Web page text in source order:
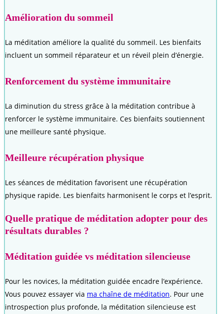
Amélioration du sommeil
La méditation améliore la qualité du sommeil. Les bienfaits
incluent un sommeil réparateur et un réveil plein d’énergie.
Renforcement du système immunitaire
La diminution du stress grâce à la méditation contribue à
renforcer le système immunitaire. Ces bienfaits soutiennent
une meilleure santé physique.
Meilleure récupération physique
Les séances de méditation favorisent une récupération
physique rapide. Les bienfaits harmonisent le corps et l’esprit.
Quelle pratique de méditation adopter pour des
résultats durables ?
Méditation guidée vs méditation silencieuse
Pour les novices, la méditation guidée encadre l’expérience.
Vous pouvez essayer via ma chaîne de méditation. Pour une
introspection plus profonde, la méditation silencieuse est